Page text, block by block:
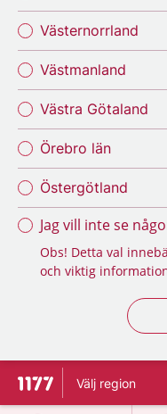
Västernorrland
Västmanland
Västra Götaland
Örebro län
Östergötland
Jag vill inte se
Obs! Detta val
och viktig
Till startsidan för 1177
Välj region
på 1177.se